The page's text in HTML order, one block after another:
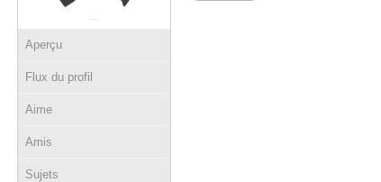
Aperçu
Flux du profil
Aime
Amis
Sujets